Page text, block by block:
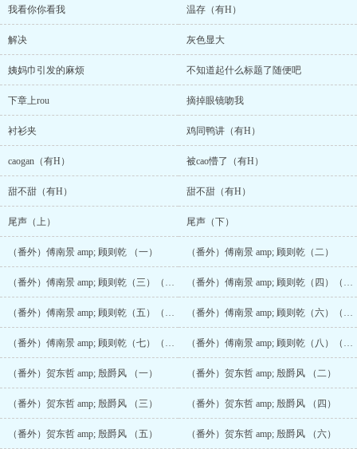
我看你你看我 温存（有H）
解决 灰色显大
姨妈巾引发的麻烦 不知道起什么标题了随便吧
下章上rou 摘掉眼镜吻我
衬衫夹 鸡同鸭讲（有H）
caogan（有H） 被cao懵了（有H）
甜不甜（有H） 甜不甜（有H）
尾声（上） 尾声（下）
（番外）傅南景 amp; 顾则乾 （一） （番外）傅南景 amp; 顾则乾（二）
（番外）傅南景 amp; 顾则乾（三）（有H）（两千六百珠加更） （番外）傅南景 amp; 顾则乾（四）（有H）
（番外）傅南景 amp; 顾则乾（五）（有H） （番外）傅南景 amp; 顾则乾（六）（有H）
（番外）傅南景 amp; 顾则乾（七）（有H） （番外）傅南景 amp; 顾则乾（八）（有H吧？）
（番外）贺东哲 amp; 殷爵风 （一） （番外）贺东哲 amp; 殷爵风 （二）
（番外）贺东哲 amp; 殷爵风 （三） （番外）贺东哲 amp; 殷爵风 （四）
（番外）贺东哲 amp; 殷爵风 （五） （番外）贺东哲 amp; 殷爵风 （六）